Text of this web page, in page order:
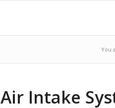
You
Air Intake